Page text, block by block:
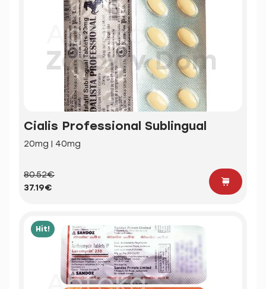
Cialis Professional Sublingual
20mg | 40mg
80.52€
37.19€
Hit!